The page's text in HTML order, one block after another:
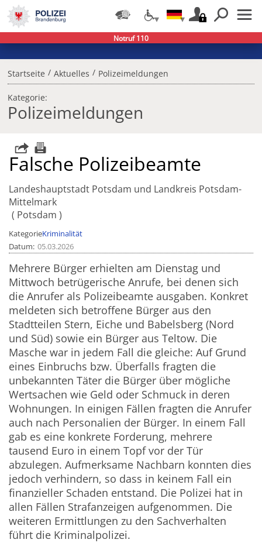
Startseite / Aktuelles / Polizeimeldungen
Kategorie:
Polizeimeldungen
Falsche Polizeibeamte
Landeshauptstadt Potsdam und Landkreis Potsdam-
Mittelmark
Potsdam
KategorieKriminalität
Datum 05.03.2026
Mehrere Bürger erhielten am Dienstag und
Mittwoch betrügerische Anrufe, bei denen sich
die Anrufer als Polizeibeamte ausgaben. Konkret
meldeten sich betroffene Bürger aus den
Stadtteilen Stern, Eiche und Babelsberg (Nord
und Süd) sowie ein Bürger aus Teltow. Die
Masche war in jedem Fall die gleiche: Auf Grund
eines Einbruchs bzw. Überfalls fragten die
unbekannten Täter die Bürger über mögliche
Wertsachen wie Geld oder Schmuck in deren
Wohnungen. In einigen Fällen fragten die Anrufer
auch nach Personalien der Bürger. In einem Fall
gab es eine konkrete Forderung, mehrere
tausend Euro in einem Topf vor der Tür
abzulegen. Aufmerksame Nachbarn konnten dies
jedoch verhindern, so dass in keinem Fall ein
finanzieller Schaden entstand. Die Polizei hat in
allen Fällen Strafanzeigen aufgenommen. Die
weiteren Ermittlungen zu den Sachverhalten
führt die Kriminalpolizei.
Notruf 110